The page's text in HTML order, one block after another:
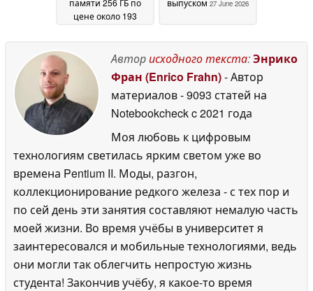
памяти 256 ГБ по
цене около 193
выпуском 27 June 2026
Авторисходного текста:Энрико
Фран (Enrico Frahn)- Автор
материалов- 9093 статей на
Notebookcheckc 2021 года
Моя любовь к цифровым
технологиям светилась ярким светом уже во
времена Pentium II. Моды, разгон,
коллекционирование редкого железа - с тех пор и
по сей день эти занятия составляют немалую часть
моей жизни. Во время учёбы в университет я
заинтересовался и мобильные технологиями, ведь
они могли так облегчить непростую жизнь
студента! Закончив учёбу, я какое-то время